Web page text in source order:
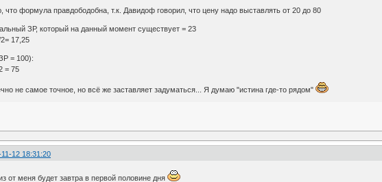
что формула правдободобна, т.к. Давидоф говорил, что цену надо выставлять от 20 до 80
ЗР, который на данный момент существует = 23
17,25
= 100):
= 75
не самое точное, но всё же заставляет задуматься... Я думаю "истина где-то рядом"
12 18:31:20
от меня будет завтра в первой половине дня